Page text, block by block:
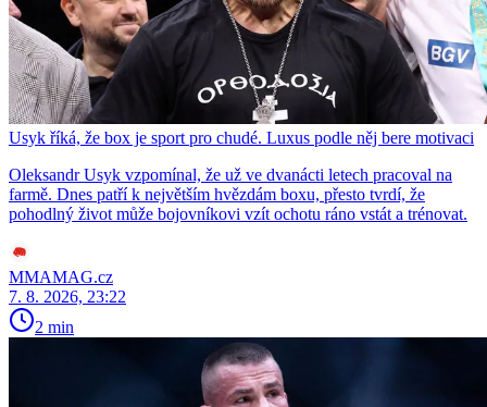
Usyk říká, že box je sport pro chudé. Luxus podle něj bere motivaci
Oleksandr Usyk vzpomínal, že už ve dvanácti letech pracoval na
farmě. Dnes patří k největším hvězdám boxu, přesto tvrdí, že
pohodlný život může bojovníkovi vzít ochotu ráno vstát a trénovat.
MMAMAG.cz
7. 8. 2026, 23:22
2 min